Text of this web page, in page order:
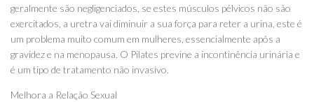
geralmente são negligenciados, se estes músculos pélvicos não são
exercitados, a uretra vai diminuir a sua força para reter a urina, este é
um problema muito comum em mulheres, essencialmente após a
gravidez e na menopausa. O Pilates previne a incontinência urinária e
é um tipo de tratamento não invasivo.
Melhora a Relação Sexual